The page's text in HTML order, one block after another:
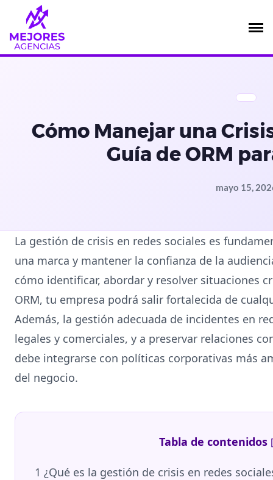
contenido
Cómo Manejar una
Guía de ORM
mayo 15,
La gestión de crisis en redes sociales es
una marca y mantener la confianza de la
cómo identificar, abordar y resolver situaciones
ORM, tu empresa podrá salir fortalecida de
Además, la gestión adecuada de incidentes en
legales y comerciales, y a preservar relaciones
debe integrarse con políticas corporativas más
del negocio.
Tabla de contenidos [
1 ¿Qué es la gestión de crisis en redes